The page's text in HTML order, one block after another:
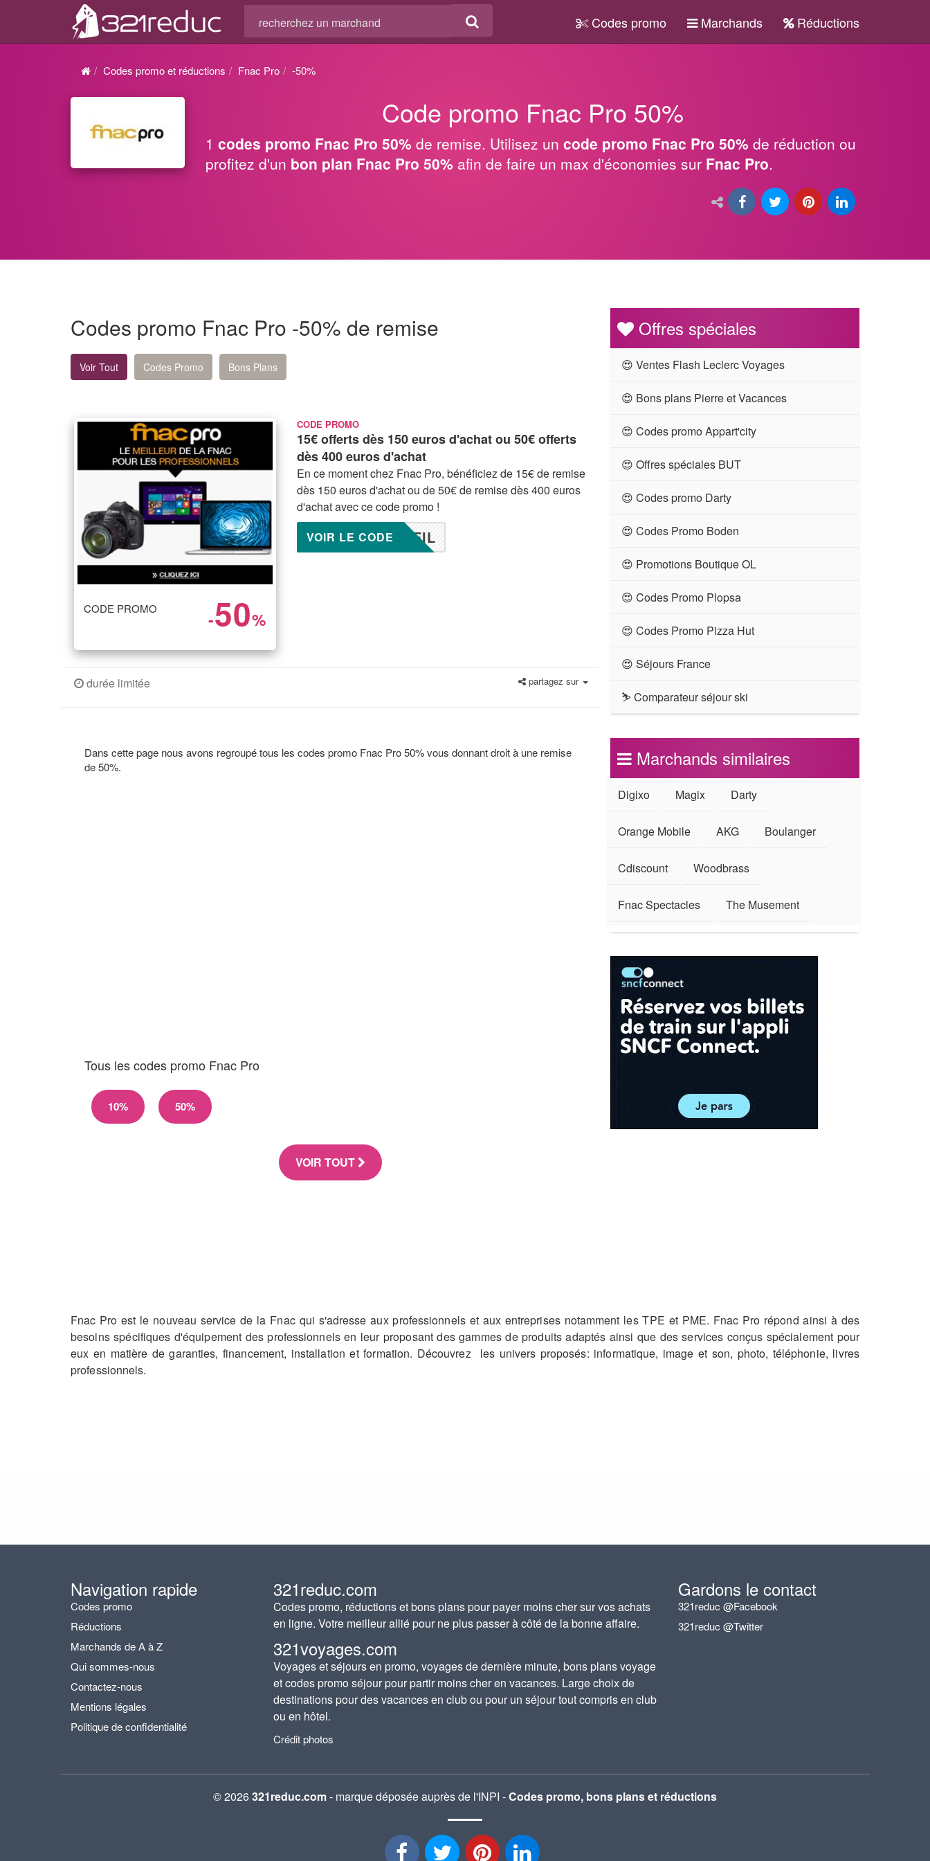
Codes promo Marchands Réductions
Codes promo et réductions Fnac Pro -50%
Code promo Fnac Pro 50%
1 codes promo Fnac Pro 50% de remise. Utilisez un code promo Fnac Pro 50% de réduction ou
profitez d'un bon plan Fnac Pro 50% afin de faire un max d'économies sur Fnac Pro.
Codes promo Fnac Pro -50% de remise
Voir Tout Codes Promo Bons Plans
CODE PROMO -50%
CODE PROMO
15€ offerts dès 150 euros d'achat ou 50€ offerts
dès 400 euros d'achat
En ce moment chez Fnac Pro, bénéficiez de 15€ de remise
dès 150 euros d'achat ou de 50€ de remise dès 400 euros
d'achat avec ce code promo !
EIL
VOIR LE CODE
durée limitée partagez sur
Dans cette page nous avons regroupé tous les codes promo Fnac Pro 50% vous donnant droit à une remise
de 50%.
Tous les codes promo Fnac Pro
10% 50%
VOIR TOUT
Offres spéciales
😍 Ventes Flash Leclerc Voyages
😍 Bons plans Pierre et Vacances
😍 Codes promo Appart'city
😍 Offres spéciales BUT
😍 Codes promo Darty
😍 Codes Promo Boden
😍 Promotions Boutique OL
😍 Codes Promo Plopsa
😍 Codes Promo Pizza Hut
😍 Séjours France
⛷ Comparateur séjour ski
Marchands similaires
Digixo Magix Darty
Orange Mobile AKG Boulanger
Cdiscount Woodbrass
Fnac Spectacles The Musement
Fnac Pro est le nouveau service de la Fnac qui s'adresse aux professionnels et aux entreprises notamment les TPE et PME. Fnac Pro répond ainsi à des
besoins spécifiques d'équipement des professionnels en leur proposant des gammes de produits adaptés ainsi que des services conçus spécialement pour
eux en matière de garanties, financement, installation et formation. Découvrez les univers proposés: informatique, image et son, photo, téléphonie, livres
professionnels.
Navigation rapide
Codes promo
Réductions
Marchands de A à Z
Qui sommes-nous
Contactez-nous
Mentions légales
Politique de confidentialité
321reduc.com
Codes promo, réductions et bons plans pour payer moins cher sur vos achats
en ligne. Votre meilleur allié pour ne plus passer à côté de la bonne affaire.
321voyages.com
Voyages et séjours en promo, voyages de dernière minute, bons plans voyage
et codes promo séjour pour partir moins cher en vacances. Large choix de
destinations pour des vacances en club ou pour un séjour tout compris en club
ou en hôtel.
Crédit photos
Gardons le contact
321reduc @Facebook
321reduc @Twitter
© 2026321reduc.com- marque déposée auprès de l'INPI -Codes promo, bons plans et réductions